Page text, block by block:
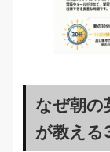
なぜ朝の
が教える